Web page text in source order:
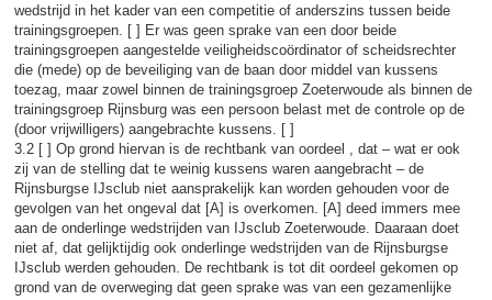
wedstrijd in het kader van een competitie of anderszins tussen beide
trainingsgroepen. [ ] Er was geen sprake van een door beide
trainingsgroepen aangestelde veiligheidscoördinator of scheidsrechter
die (mede) op de beveiliging van de baan door middel van kussens
toezag, maar zowel binnen de trainingsgroep Zoeterwoude als binnen de
trainingsgroep Rijnsburg was een persoon belast met de controle op de
(door vrijwilligers) aangebrachte kussens. [ ]
3.2 [ ] Op grond hiervan is de rechtbank van oordeel , dat – wat er ook
zij van de stelling dat te weinig kussens waren aangebracht – de
Rijnsburgse IJsclub niet aansprakelijk kan worden gehouden voor de
gevolgen van het ongeval dat [A] is overkomen. [A] deed immers mee
aan de onderlinge wedstrijden van IJsclub Zoeterwoude. Daaraan doet
niet af, dat gelijktijdig ook onderlinge wedstrijden van de Rijnsburgse
IJsclub werden gehouden. De rechtbank is tot dit oordeel gekomen op
grond van de overweging dat geen sprake was van een gezamenlijke